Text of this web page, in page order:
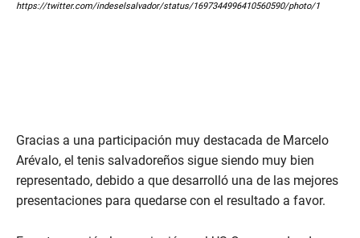
https://twitter.com/indeselsalvador/status/1697344996410560590/photo/1
Gracias a una participación muy destacada de Marcelo
Arévalo, el tenis salvadoreños sigue siendo muy bien
representado, debido a que desarrolló una de las mejores
presentaciones para quedarse con el resultado a favor.